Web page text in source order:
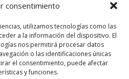
consentimiento
utilizamos tecnologías como las
a la información del dispositivo. El
nos permitirá procesar datos
o las identificaciones únicas
el consentimiento, puede afectar
y funciones.